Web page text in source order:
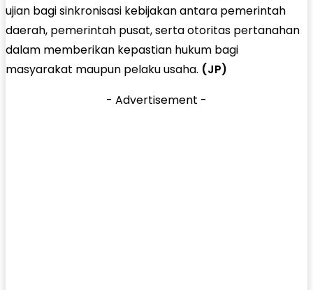
ujian bagi sinkronisasi kebijakan antara pemerintah
daerah, pemerintah pusat, serta otoritas pertanahan
dalam memberikan kepastian hukum bagi
masyarakat maupun pelaku usaha. (JP)
- Advertisement -